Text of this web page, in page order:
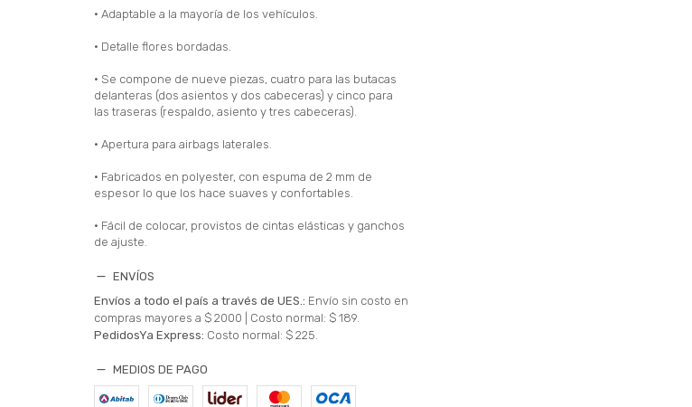
• Adaptable a la mayoría de los vehículos.
• Detalle flores bordadas.
• Se compone de nueve piezas, cuatro para las butacas
delanteras (dos asientos y dos cabeceras) y cinco para
las traseras (respaldo, asiento y tres cabeceras).
• Apertura para airbags laterales.
• Fabricados en polyester, con espuma de 2 mm de
espesor lo que los hace suaves y confortables.
• Fácil de colocar, provistos de cintas elásticas y ganchos
de ajuste.
ENVÍOS
Envíos a todo el país a través de UES.: Envío sin costo en
compras mayores a $ 2000 | Costo normal: $ 189.
PedidosYa Express: Costo normal: $ 225.
MEDIOS DE PAGO